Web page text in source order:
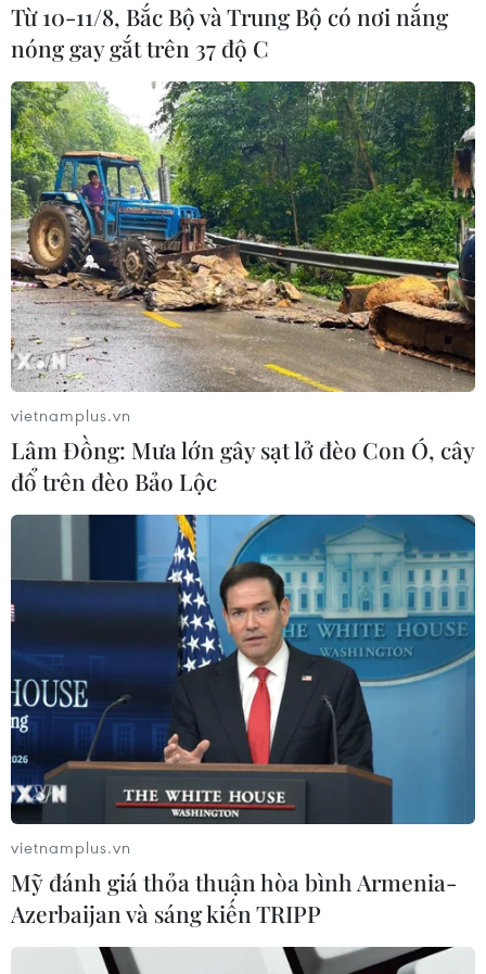
Từ 10-11/8, Bắc Bộ và Trung Bộ có nơi nắng
nóng gay gắt trên 37 độ C
vietnamplus.vn
Lâm Đồng: Mưa lớn gây sạt lở đèo Con Ó, cây
đổ trên đèo Bảo Lộc
vietnamplus.vn
Mỹ đánh giá thỏa thuận hòa bình Armenia-
Azerbaijan và sáng kiến TRIPP